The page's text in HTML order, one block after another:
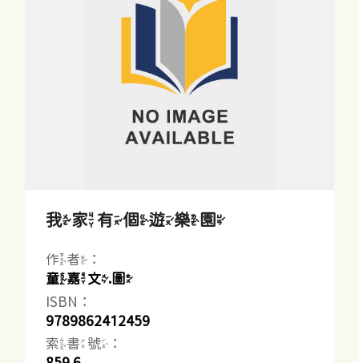
我家有個遊樂園
作者：
童嘉文.圖
ISBN：
9789862412459
索書號：